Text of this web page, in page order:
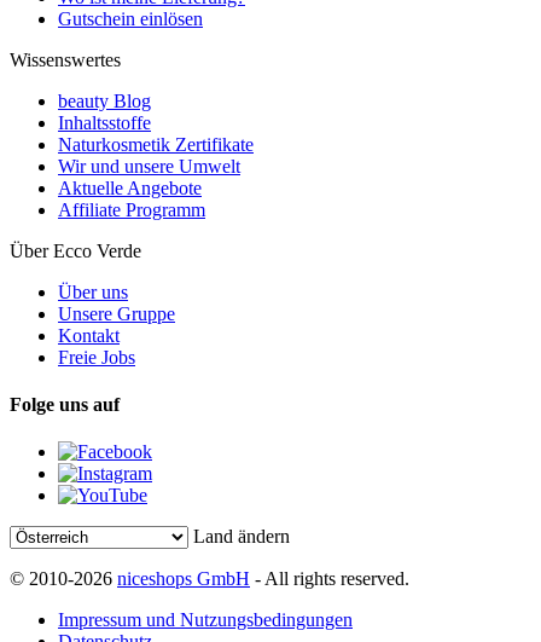
Gutschein einlösen
Wissenswertes
beauty Blog
Inhaltsstoffe
Naturkosmetik Zertifikate
Wir und unsere Umwelt
Aktuelle Angebote
Affiliate Programm
Über Ecco Verde
Über uns
Unsere Gruppe
Kontakt
Freie Jobs
Folge uns auf
Land ändern
© 2010-2026 niceshops GmbH - All rights reserved.
Impressum und Nutzungsbedingungen